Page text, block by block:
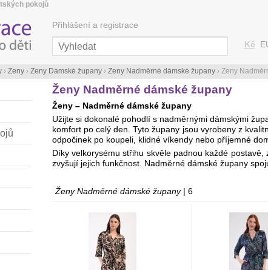
Ženy Nadměrné dámské župany
Ženy – Nadměrné dámské župany
Užijte si dokonalé pohodlí s nadměrnými dámskými
komfort po celý den. Tyto župany jsou vyrobeny z
odpočinek po koupeli, klidné víkendy nebo příjemné
Díky velkorysému střihu skvěle padnou každé
zvyšují jejich funkčnost. Nadměrné dámské župany
Ženy Nadměrné dámské župany | 6
› Ženy› Ženy Dámské župany› Ženy Nadměrné dámské župany› Ženy
pokojů
Kč
Přihlášení a registrace